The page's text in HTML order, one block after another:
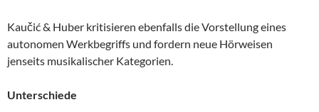
Kaučić & Huber kritisieren ebenfalls die Vorstellung eines
autonomen Werkbegriffs und fordern neue Hörweisen
jenseits musikalischer Kategorien.
Unterschiede